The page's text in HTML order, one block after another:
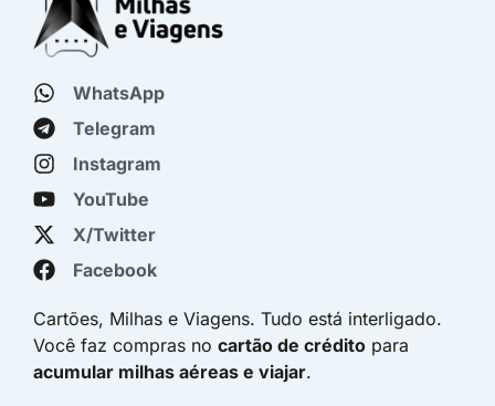
WhatsApp
Telegram
Instagram
YouTube
X/Twitter
Facebook
Cartões, Milhas e Viagens. Tudo está interligado.
Você faz compras no cartão de crédito para
acumular milhas aéreas e viajar.